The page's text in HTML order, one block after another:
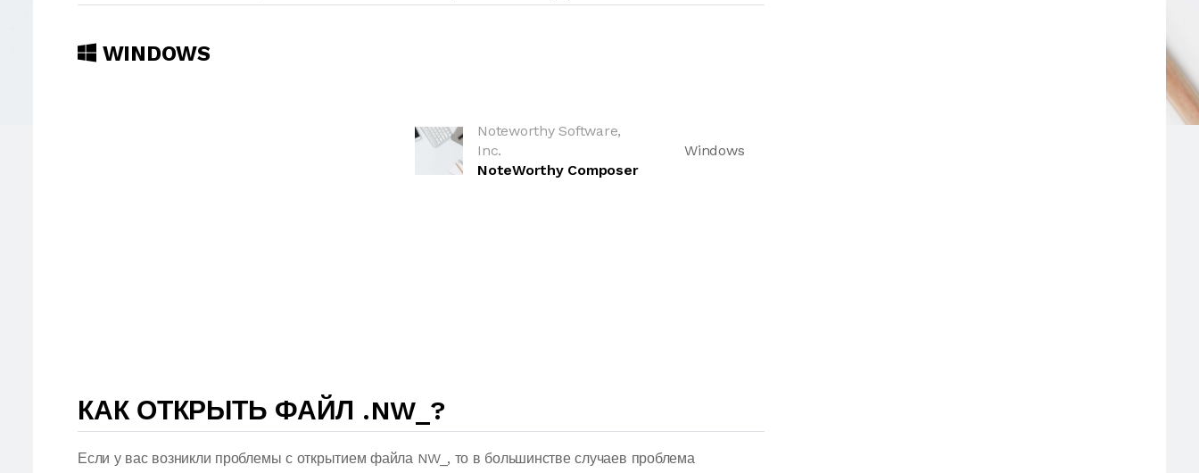
WINDOWS
Noteworthy Software,
Inc.
NoteWorthy Composer
Windows
КАК ОТКРЫТЬ ФАЙЛ .NW_?
Если у вас возникли проблемы с открытием файла NW_, то в большинстве случаев проблема